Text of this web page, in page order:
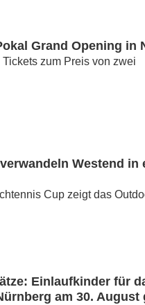
Grand Opening in
Tickets zum Preis von zwei
Westend in
Cup zeigt das
Einlaufkinder für
am 30. August